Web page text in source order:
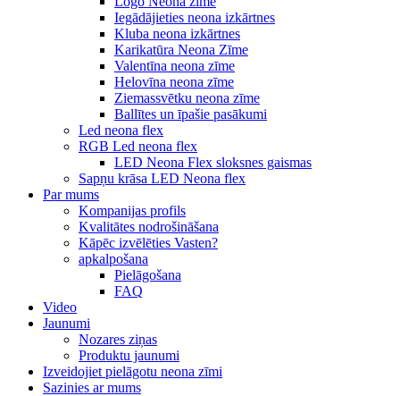
Iegādājieties neona izkārtnes
Kluba neona izkārtnes
Karikatūra Neona Zīme
Valentīna neona zīme
Helovīna neona zīme
Ziemassvētku neona zīme
Ballītes un īpašie pasākumi
Led neona flex
RGB Led neona flex
LED Neona Flex sloksnes gaismas
Sapņu krāsa LED Neona flex
Par mums
Kompanijas profils
Kvalitātes nodrošināšana
Kāpēc izvēlēties Vasten?
apkalpošana
Pielāgošana
FAQ
Video
Jaunumi
Nozares ziņas
Produktu jaunumi
Izveidojiet pielāgotu neona zīmi
Sazinies ar mums